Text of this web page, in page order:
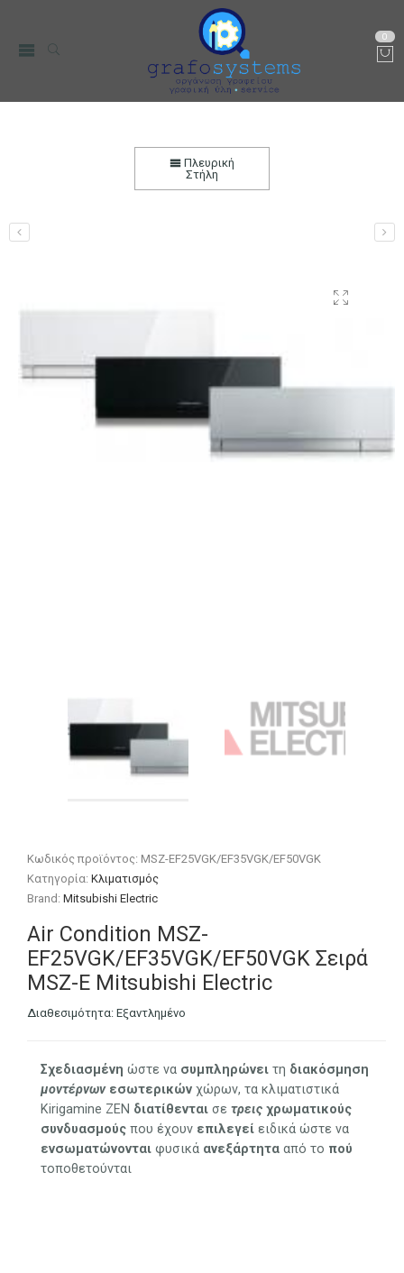
0
Σειρά MSZ-E Mitsubishi Electric
Πλευρική
Στήλη
Κωδικός προϊόντος: MSZ-EF25VGΚ/EF35VGΚ/EF50VGΚ
Κατηγορία:Κλιματισμός
Brand:Mitsubishi Electric
Air Condition MSZ-
EF25VGΚ/EF35VGΚ/EF50VGΚ Σειρά
MSZ-E Mitsubishi Electric
Διαθεσιμότητα:Εξαντλημένο
Σχεδιασμένη ώστε να συμπληρώνει τη διακόσμηση
μοντέρνων εσωτερικών χώρων, τα κλιματιστικά
Kirigamine ZEN διατίθενται σετρεις χρωματικούς
συνδυασμούς που έχουν επιλεγεί ειδικά ώστε να
ενσωματώνονται φυσικά ανεξάρτητα από το πού
τοποθετούνται